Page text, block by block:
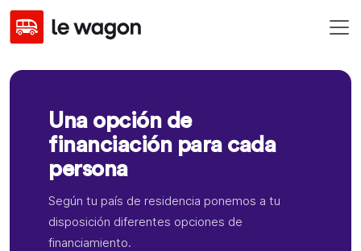
Una opción de
financiación para cada
persona
Según tu país de residencia ponemos a tu
disposición diferentes opciones de
financiamiento.